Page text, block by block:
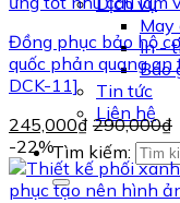
May
In -
Báo
Tin tức
Liên hệ
Tìm kiếm:
Đồng phục bảo hộ
quốc phản quang
DCK-11]
245,000₫ 290,000₫
-22%